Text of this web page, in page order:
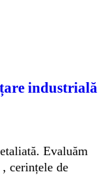
industrială
Evaluăm
cerințele de